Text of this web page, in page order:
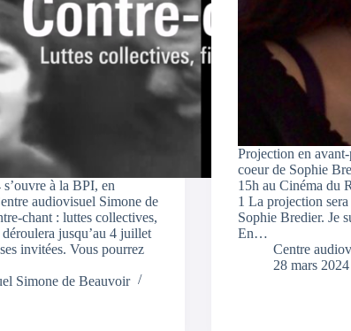
à la BPI, en
audiovisuel Simone de
chant : luttes collectives,
jusqu’au 4 juillet
invitées. Vous pourrez
Simone de Beauvoir
Projection en
coeur de Sophie
15h au Cinéma du
1 La projection
Sophie Bredier. Je
En…
Centre
28 mars 2024